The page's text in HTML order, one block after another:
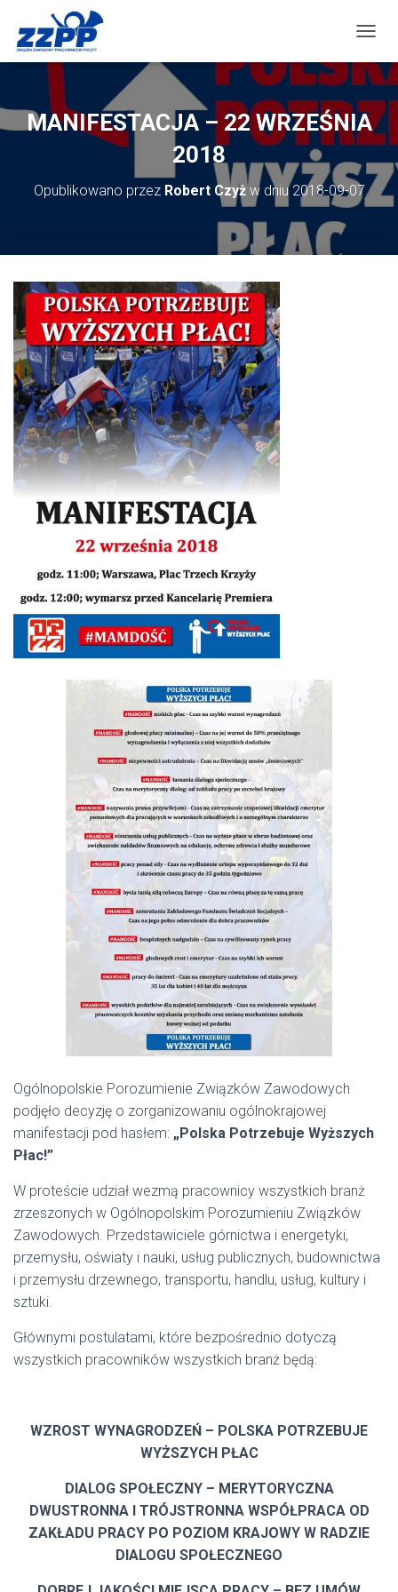
MANIFESTACJA – 22 WRZEŚNIA
2018
Opublikowano przez Robert Czyżw dniu2018-09-07
Ogólnopolskie Porozumienie Związków Zawodowych
podjęło decyzję o zorganizowaniu ogólnokrajowej
manifestacji pod hasłem: „Polska Potrzebuje Wyższych
Płac!”
W proteście udział wezmą pracownicy wszystkich branż
zrzeszonych w Ogólnopolskim Porozumieniu Związków
Zawodowych. Przedstawiciele górnictwa i energetyki,
przemysłu, oświaty i nauki, usług publicznych, budownictwa
i przemysłu drzewnego, transportu, handlu, usług, kultury i
sztuki.
Głównymi postulatami, które bezpośrednio dotyczą
wszystkich pracowników wszystkich branż będą:
WZROST WYNAGRODZEŃ – POLSKA POTRZEBUJE
WYŻSZYCH PŁAC
DIALOG SPOŁECZNY – MERYTORYCZNA
DWUSTRONNA I TRÓJSTRONNA WSPÓŁPRACA OD
ZAKŁADU PRACY PO POZIOM KRAJOWY W RADZIE
DIALOGU SPOŁECZNEGO